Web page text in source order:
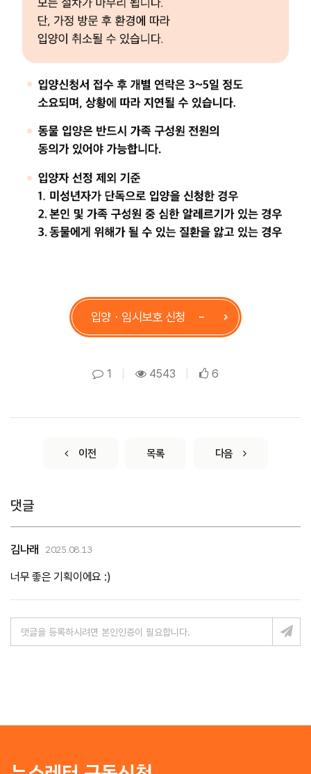
입양ㆍ임시보호 신청
1 4543 6
이전 목록 다음
댓글
김나래 2025.08.13
너무 좋은 기획이에요 :)